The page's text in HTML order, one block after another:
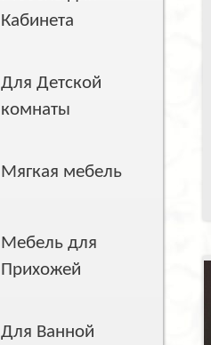
Кабинета
Для Детской
комнаты
Мягкая мебель
Мебель для
Прихожей
Для Ванной